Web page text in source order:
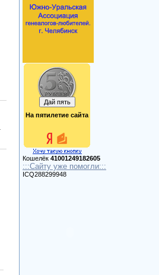
На пятилетие сайта
Кошелёк 41001249182605
:::Сайту уже помогли:::
ICQ288299948